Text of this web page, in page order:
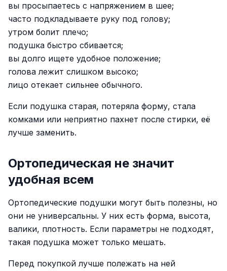
вы просыпаетесь с напряжением в шее;
часто подкладываете руку под голову;
утром болит плечо;
подушка быстро сбивается;
вы долго ищете удобное положение;
голова лежит слишком высоко;
лицо отекает сильнее обычного.
Если подушка старая, потеряла форму, стала
комками или неприятно пахнет после стирки, её
лучше заменить.
Ортопедическая не значит
удобная всем
Ортопедические подушки могут быть полезны, но
они не универсальны. У них есть форма, высота,
валики, плотность. Если параметры не подходят,
такая подушка может только мешать.
Перед покупкой лучше полежать на ней